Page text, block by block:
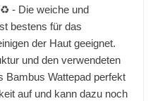
- Die weiche und
bestens für das
der Haut geeignet.
und den verwendeten
Bambus Wattepad perfekt
auf und kann dazu noch